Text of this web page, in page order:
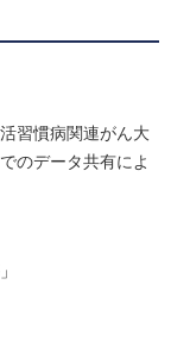
習慣病関連がん大
のデータ共有によ